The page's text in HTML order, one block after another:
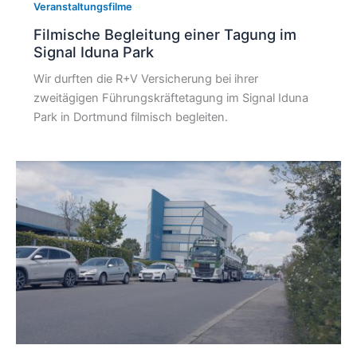
Veranstaltungsfilme
Filmische Begleitung einer Tagung im
Signal Iduna Park
Wir durften die R+V Versicherung bei ihrer
zweitägigen Führungskräftetagung im Signal Iduna
Park in Dortmund filmisch begleiten.